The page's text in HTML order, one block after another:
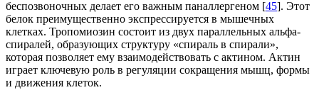
беспозвоночных делает его важным паналлергеном [45]. Этот
белок преимущественно экспрессируется в мышечных
клетках. Тропомиозин состоит из двух параллельных альфа-
спиралей, образующих структуру «спираль в спирали»,
которая позволяет ему взаимодействовать с актином. Актин
играет ключевую роль в регуляции сокращения мышц, формы
и движения клеток.